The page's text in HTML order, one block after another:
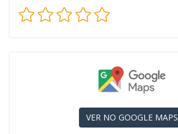
VER NO GOOGLE MAPS